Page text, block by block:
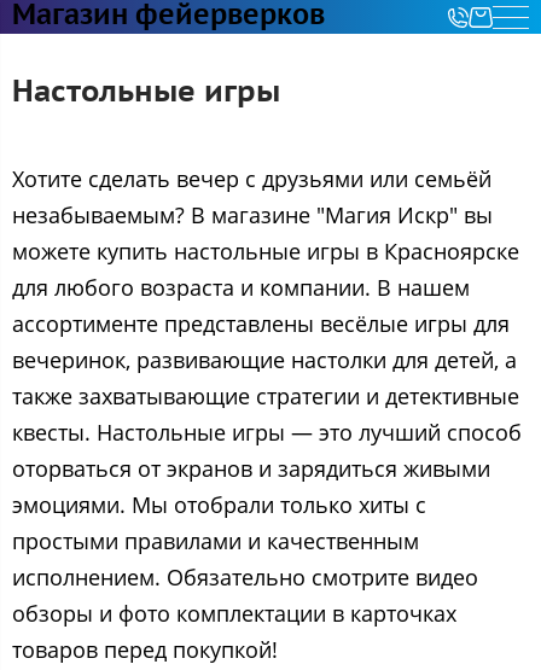
Магазин фейерверков
Настольные игры
Хотите сделать вечер с друзьями или семьёй
незабываемым? В магазине "Магия Искр" вы
можете купить настольные игры в Красноярске
для любого возраста и компании. В нашем
ассортименте представлены весёлые игры для
вечеринок, развивающие настолки для детей, а
также захватывающие стратегии и детективные
квесты. Настольные игры — это лучший способ
оторваться от экранов и зарядиться живыми
эмоциями. Мы отобрали только хиты с
простыми правилами и качественным
исполнением. Обязательно смотрите видео
обзоры и фото комплектации в карточках
товаров перед покупкой!